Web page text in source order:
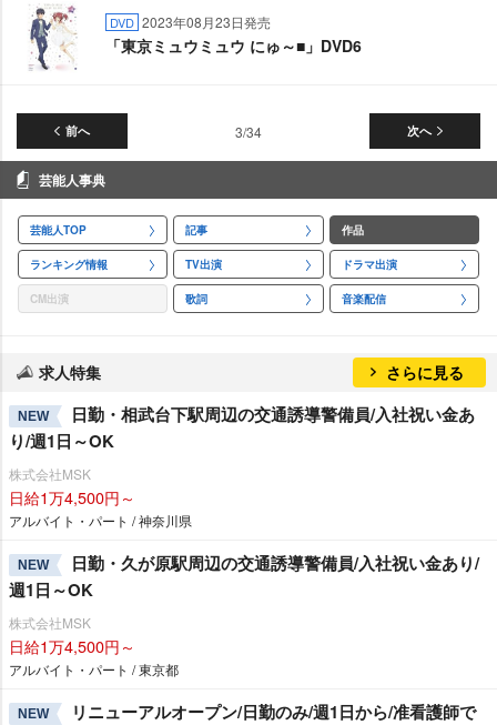
DVD 2023年08月23日発売
「東京ミュウミュウ にゅ～■」DVD6
前へ 次へ
3/34
芸能人事典
芸能人TOP 記事 作品
ランキング情報 TV出演 ドラマ出演
CM出演 歌詞 音楽配信
求人特集 さらに見る
NEW
日勤・相武台下駅周辺の交通誘導警備員/入社祝い金あ
り/週1日～OK
株式会社MSK
日給1万4,500円～
アルバイト・パート / 神奈川県
NEW
日勤・久が原駅周辺の交通誘導警備員/入社祝い金あり/
週1日～OK
株式会社MSK
日給1万4,500円～
アルバイト・パート / 東京都
NEW
リニューアルオープン/日勤のみ/週1日から/准看護師で